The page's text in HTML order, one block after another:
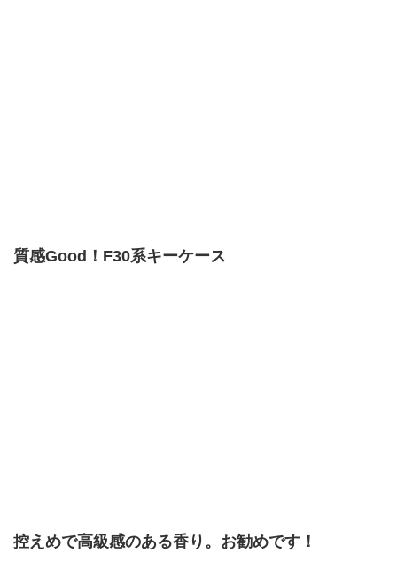
質感Good！F30系キーケース
控えめで高級感のある香り。お勧めです！